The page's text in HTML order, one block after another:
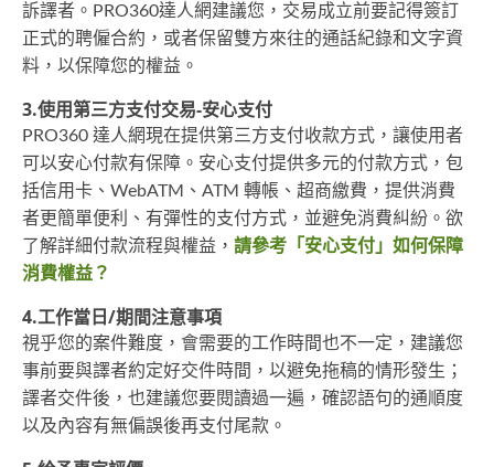
訴譯者。PRO360達人網建議您，交易成立前要記得簽訂
正式的聘僱合約，或者保留雙方來往的通話紀錄和文字資
料，以保障您的權益。
3.使用第三方支付交易-安心支付
PRO360 達人網現在提供第三方支付收款方式，讓使用者
可以安心付款有保障。安心支付提供多元的付款方式，包
括信用卡、WebATM、ATM 轉帳、超商繳費，提供消費
者更簡單便利、有彈性的支付方式，並避免消費糾紛。欲
了解詳細付款流程與權益， 請參考「安心支付」如何保障
消費權益？
4.工作當日/期間注意事項
視乎您的案件難度，會需要的工作時間也不一定，建議您
事前要與譯者約定好交件時間，以避免拖稿的情形發生；
譯者交件後，也建議您要閱讀過一遍，確認語句的通順度
以及內容有無偏誤後再支付尾款。